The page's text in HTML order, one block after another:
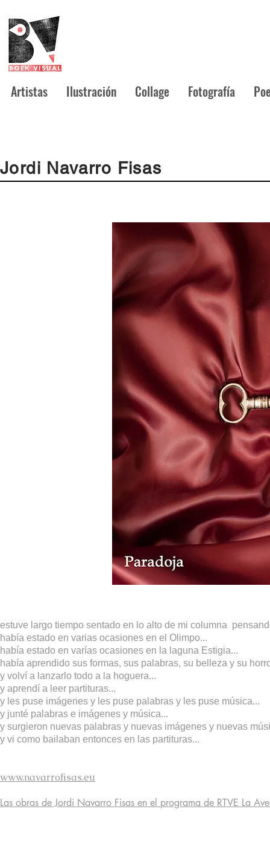
Artistas Ilustración Collage Fotografía
Jordi Navarro Fisas
estuve largo tiempo sentado en lo alto de mi columna
había estado en varias ocasiones en el Olimpo...
había estado en varías ocasiones en la laguna Estigia...
había aprendido sus formas, sus palabras, su belleza y su
y volví a lanzarlo todo a la hoguera...
y aprendí a leer partituras...
y les puse imágenes y les puse palabras y les puse música...
y junté palabras e imágenes y música...
y surgieron nuevas palabras y nuevas imágenes y nuevas
y vi como bailaban entonces en las partituras...
www.navarrofisas.eu
Las obras de Jordi Navarro Fisas en el programa de RTVE La